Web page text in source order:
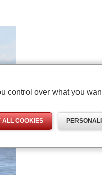
control over what you
ALL COOKIES